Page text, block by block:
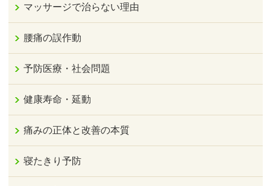
マッサージで治らない理由
腰痛の誤作動
予防医療・社会問題
健康寿命・延動
痛みの正体と改善の本質
寝たきり予防